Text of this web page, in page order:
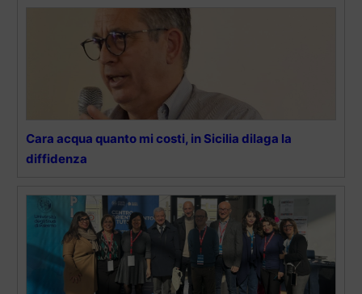
Cara acqua quanto mi costi, in Sicilia dilaga la
diffidenza